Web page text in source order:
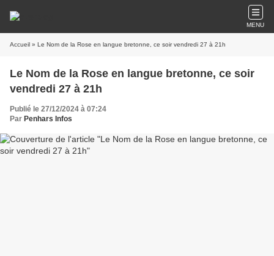
MENU
Accueil » Le Nom de la Rose en langue bretonne, ce soir vendredi 27 à 21h
Le Nom de la Rose en langue bretonne, ce soir
vendredi 27 à 21h
Publié le 27/12/2024 à 07:24
Par Penhars Infos